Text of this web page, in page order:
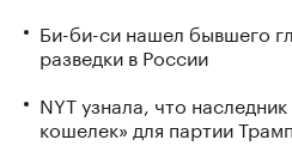
Би-би-си нашел бывшего
разведки в России
NYT узнала, что
кошелек» для партии